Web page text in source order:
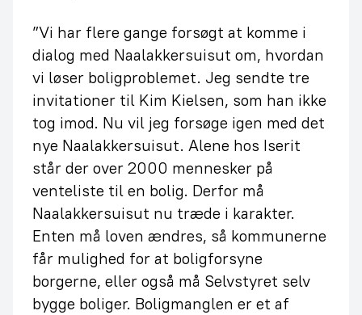
”Vi har flere gange forsøgt at komme i
dialog med Naalakkersuisut om, hvordan
vi løser boligproblemet. Jeg sendte tre
invitationer til Kim Kielsen, som han ikke
tog imod. Nu vil jeg forsøge igen med det
nye Naalakkersuisut. Alene hos Iserit
står der over 2000 mennesker på
venteliste til en bolig. Derfor må
Naalakkersuisut nu træde i karakter.
Enten må loven ændres, så kommunerne
får mulighed for at boligforsyne
borgerne, eller også må Selvstyret selv
bygge boliger. Boligmanglen er et af